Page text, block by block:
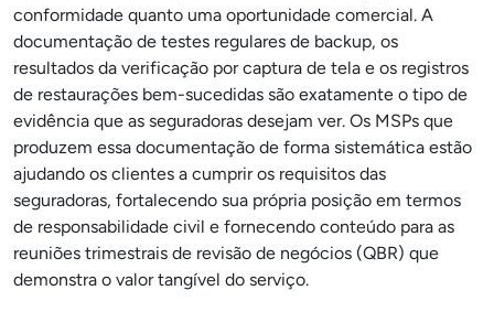
conformidade quanto uma oportunidade comercial. A
documentação de testes regulares de backup, os
resultados da verificação por captura de tela e os registros
de restaurações bem-sucedidas são exatamente o tipo de
evidência que as seguradoras desejam ver. Os MSPs que
produzem essa documentação de forma sistemática estão
ajudando os clientes a cumprir os requisitos das
seguradoras, fortalecendo sua própria posição em termos
de responsabilidade civil e fornecendo conteúdo para as
reuniões trimestrais de revisão de negócios (QBR) que
demonstra o valor tangível do serviço.